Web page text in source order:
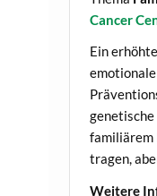
Cancer
Ein
familiärem
tragen,
Weitere